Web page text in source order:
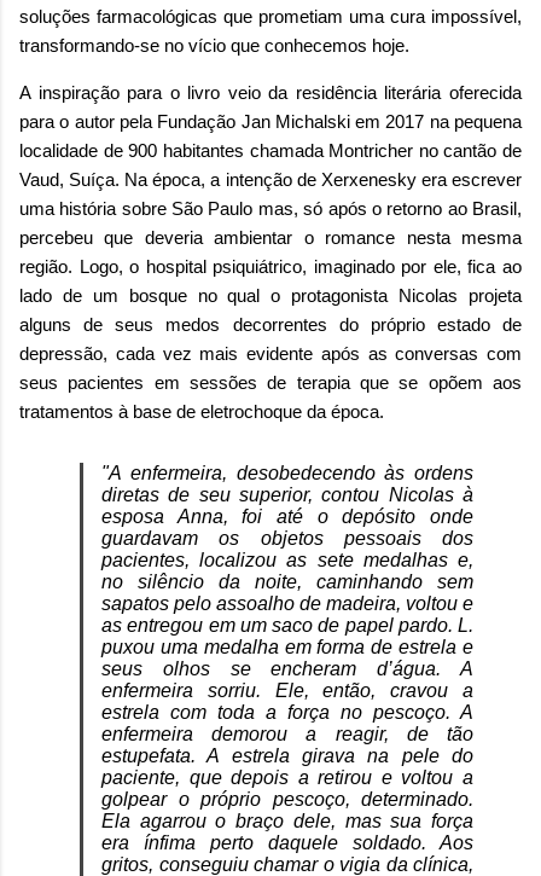
soluções farmacológicas que prometiam uma cura impossível,
transformando-se no vício que conhecemos hoje.
A inspiração para o livro veio da residência literária oferecida
para o autor pela Fundação Jan Michalski em 2017 na pequena
localidade de 900 habitantes chamada Montricher no cantão de
Vaud, Suíça. Na época, a intenção de Xerxenesky era escrever
uma história sobre São Paulo mas, só após o retorno ao Brasil,
percebeu que deveria ambientar o romance nesta mesma
região. Logo, o hospital psiquiátrico, imaginado por ele, fica ao
lado de um bosque no qual o protagonista Nicolas projeta
alguns de seus medos decorrentes do próprio estado de
depressão, cada vez mais evidente após as conversas com
seus pacientes em sessões de terapia que se opõem aos
tratamentos à base de eletrochoque da época.
"A enfermeira, desobedecendo às ordens
diretas de seu superior, contou Nicolas à
esposa Anna, foi até o depósito onde
guardavam os objetos pessoais dos
pacientes, localizou as sete medalhas e,
no silêncio da noite, caminhando sem
sapatos pelo assoalho de madeira, voltou e
as entregou em um saco de papel pardo. L.
puxou uma medalha em forma de estrela e
seus olhos se encheram d’água. A
enfermeira sorriu. Ele, então, cravou a
estrela com toda a força no pescoço. A
enfermeira demorou a reagir, de tão
estupefata. A estrela girava na pele do
paciente, que depois a retirou e voltou a
golpear o próprio pescoço, determinado.
Ela agarrou o braço dele, mas sua força
era ínfima perto daquele soldado. Aos
gritos, conseguiu chamar o vigia da clínica,